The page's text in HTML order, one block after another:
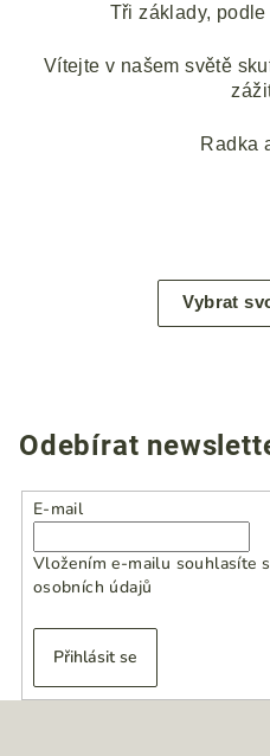
Tři základy,
Vítejte v našem světě
Radka
Vybrat
Odebírat
E-mail
Vložením e-mailu souhlasíte s
osobních údajů
Přihlásit se